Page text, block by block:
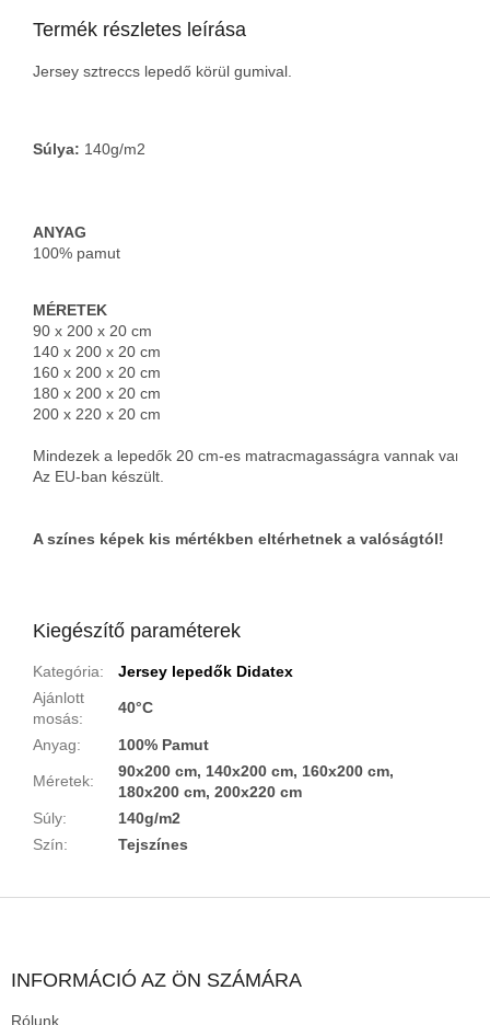
Termék részletes leírása
Jersey sztreccs lepedő körül gumival.
Súlya: 140g/m2
ANYAG
100% pamut
MÉRETEK
90 x 200 x 20 cm
140 x 200 x 20 cm
160 x 200 x 20 cm
180 x 200 x 20 cm
200 x 220 x 20 cm
Mindezek a lepedők 20 cm-es matracmagasságra vannak
Az EU-ban készült.
A színes képek kis mértékben eltérhetnek a valóságtól!
Kiegészítő paraméterek
Kategória:
Jersey lepedők Didatex
Ajánlott
mosás:
40°C
Anyag: 100% Pamut
Méretek:
90x200 cm, 140x200 cm, 160x200 cm,
180x200 cm, 200x220 cm
Súly:
140g/m2
Szín: Tejszínes
INFORMÁCIÓ AZ ÖN SZÁMÁRA
Rólunk